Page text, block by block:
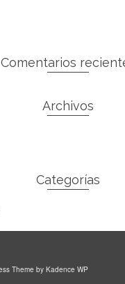
Comentarios
Archivos
Categorías
Theme by Kadence WP